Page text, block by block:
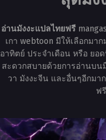
อ่านมังงะแปลไทยฟรี
เกา webtoon มีให้เลือกมา
อาทิตย์ ประจำเดือน หรือ ยอ
สะดวกสบายด้วยการอ่านบน
วา มังงะจีน และอื่นๆอีกมา
ฟ